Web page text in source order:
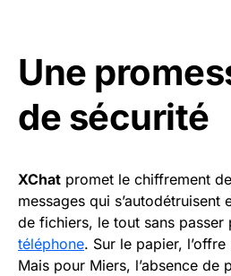
Une
de sécurité
XChat promet le chiffrement
messages qui s’autodétruisent
de fichiers, le tout sans passer
téléphone. Sur le papier,
Mais pour Miers, l’absence de